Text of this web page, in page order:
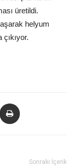
üretildi.
helyum
Sonraki İçerik